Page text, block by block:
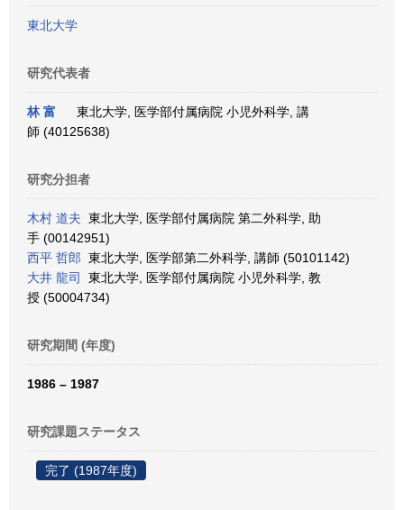
東北大学
研究代表者
林 富
東北大学, 医学部付属病院 小児外科学, 講
師 (40125638)
研究分担者
木村 道夫 東北大学, 医学部付属病院 第二外科学, 助
手 (00142951)
西平 哲郎 東北大学, 医学部第二外科学, 講師 (50101142)
大井 龍司
東北大学, 医学部付属病院 小児外科学, 教
授 (50004734)
研究期間 (年度)
1986 – 1987
研究課題ステータス
完了 (1987年度)